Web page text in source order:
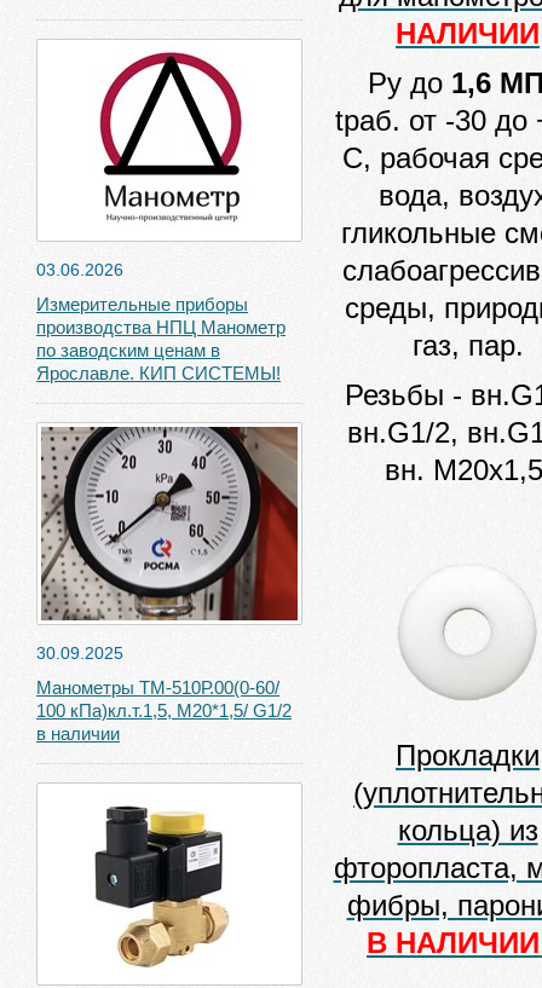
03.06.2026
Измерительные приборы
производства НПЦ Манометр
по заводским ценам в
Ярославле. КИП СИСТЕМЫ!
30.09.2025
Манометры ТМ-510Р.00(0-60/
100 кПа)кл.т.1,5, М20*1,5/ G1/2
в наличии
НАЛИЧИИ
Ру до 1,6
tраб. от -30 до
С, рабочая
вода,
гликольные
среды,
газ, пар.
Резьбы -
вн.G1/2,
вн.
Прокладки
кольца) из
фторопласта,
фибры,
В